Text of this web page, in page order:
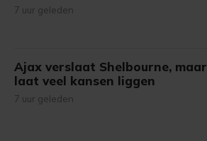
7 uur geleden
Ajax verslaat Shelbourne, maar
laat veel kansen liggen
7 uur geleden